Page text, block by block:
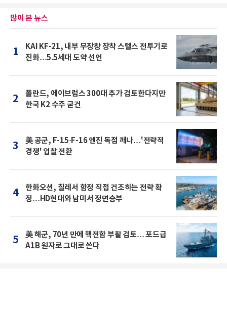
많이 본 뉴스
1
KAI KF-21, 내부 무장창 장착 스텔스 전투기로
진화…5.5세대 도약 선언
2
폴란드, 에이브럼스 300대 추가 검토한다지만
한국 K2 수주 굳건
3
美 공군, F-15·F-16 엔진 독점 깨나…'전략적
경쟁' 입찰 전환
4
한화오션, 칠레서 함정 직접 건조하는 전략 확
정…HD현대와 남미서 정면승부
5
美 해군, 70년 만에 핵전함 부활 검토… 포드급
A1B 원자로 그대로 쓴다